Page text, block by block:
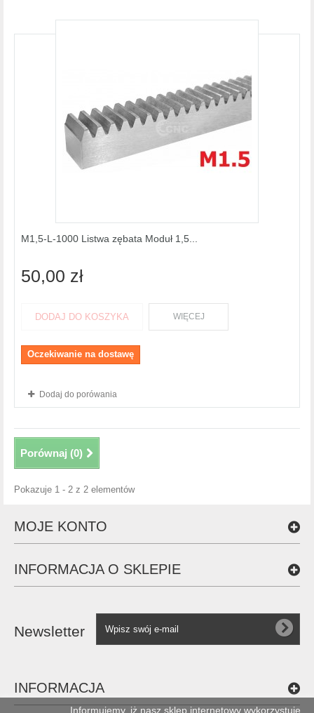
M1,5-L-1000 Listwa zębata Moduł 1,5...
50,00 zł
DODAJ DO KOSZYKA WIĘCEJ
Oczekiwanie na dostawę
Dodaj do porówania
Porównaj (0)
Pokazuje 1 - 2 z 2 elementów
MOJE KONTO
INFORMACJA O SKLEPIE
Newsletter
INFORMACJA
Informujemy, iż nasz sklep internetowy wykorzystuje